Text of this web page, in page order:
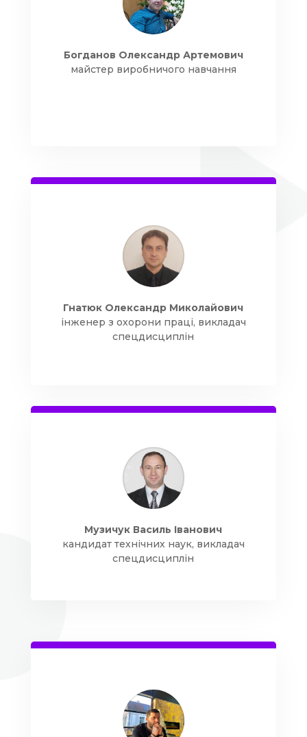
Богданов Олександр Артемович
майстер виробничого навчання
Гнатюк Олександр Миколайович
інженер з охорони праці, викладач
спецдисциплін
Музичук Василь Іванович
кандидат технічних наук, викладач
спецдисциплін